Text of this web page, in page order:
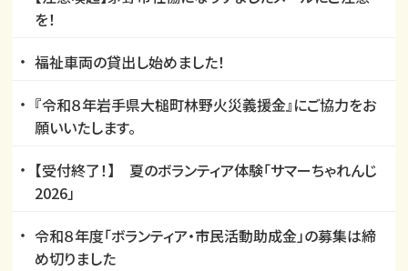
を！
福祉車両の貸出し始めました！
『令和８年岩手県大槌町林野火災義援金』にご協力をお
願いいたします。
【受付終了！】 夏のボランティア体験「サマーちゃれんじ
2026」
令和８年度「ボランティア・市民活動助成金」の募集は締
め切りました